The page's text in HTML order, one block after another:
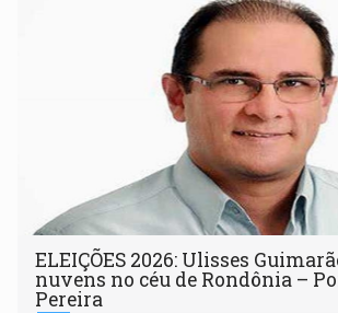
ELEIÇÕES 2026: Ulisses
nuvens no céu de Rondônia –
Pereira